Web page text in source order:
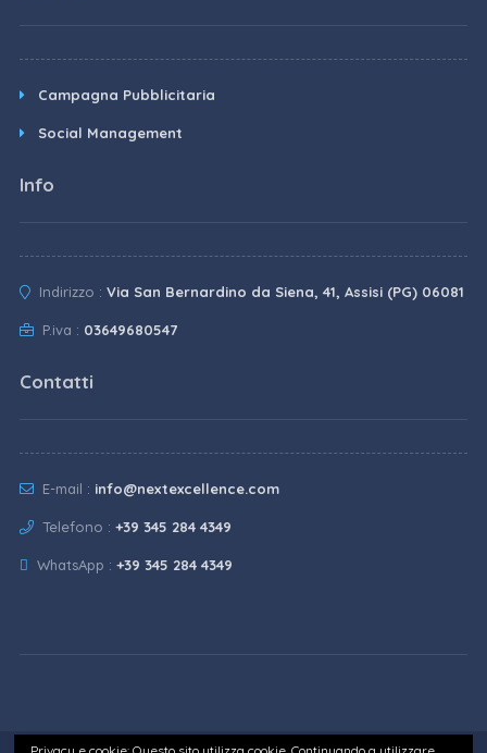
Campagna Pubblicitaria
Social Management
Info
Indirizzo : Via San Bernardino da Siena, 41, Assisi (PG) 06081
P.iva : 03649680547
Contatti
E-mail : info@nextexcellence.com
Telefono : +39 345 284 4349
WhatsApp : +39 345 284 4349